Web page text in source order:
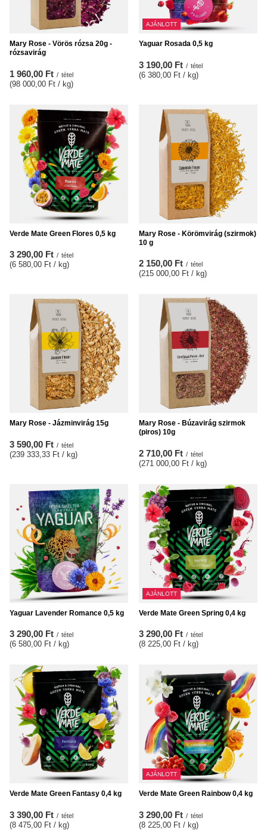
Mary Rose - Vörös rózsa 20g -
rózsavirág
1 960,00 Ft / tétel
(98 000,00 Ft / kg)
AJÁNLOTT
Yaguar Rosada 0,5 kg
3 190,00 Ft / tétel
(6 380,00 Ft / kg)
Verde Mate Green Flores 0,5 kg
3 290,00 Ft / tétel
(6 580,00 Ft / kg)
Mary Rose - Körömvirág (szirmok)
10 g
2 150,00 Ft / tétel
(215 000,00 Ft / kg)
Mary Rose - Jázminvirág 15g
3 590,00 Ft / tétel
(239 333,33 Ft / kg)
Mary Rose - Búzavirág szirmok
(piros) 10g
2 710,00 Ft / tétel
(271 000,00 Ft / kg)
Yaguar Lavender Romance 0,5 kg
3 290,00 Ft / tétel
(6 580,00 Ft / kg)
AJÁNLOTT
Verde Mate Green Spring 0,4 kg
3 290,00 Ft / tétel
(8 225,00 Ft / kg)
Verde Mate Green Fantasy 0,4 kg
3 390,00 Ft / tétel
(8 475,00 Ft / kg)
AJÁNLOTT
Verde Mate Green Rainbow 0,4 kg
3 290,00 Ft / tétel
(8 225,00 Ft / kg)